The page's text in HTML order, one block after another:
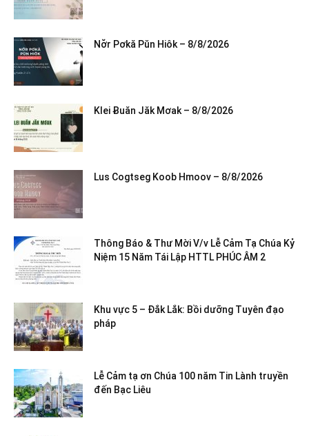
Nơ̆r Pơkă Pŭn Hiôk – 8/8/2026
Klei Ƀuăn Jăk Mơak – 8/8/2026
Lus Cogtseg Koob Hmoov – 8/8/2026
Thông Báo & Thư Mời V/v Lễ Cảm Tạ Chúa Kỷ
Niệm 15 Năm Tái Lập HTTL PHÚC ÂM 2
Khu vực 5 – Đắk Lắk: Bồi dưỡng Tuyên đạo
pháp
Lễ Cảm tạ ơn Chúa 100 năm Tin Lành truyền
đến Bạc Liêu